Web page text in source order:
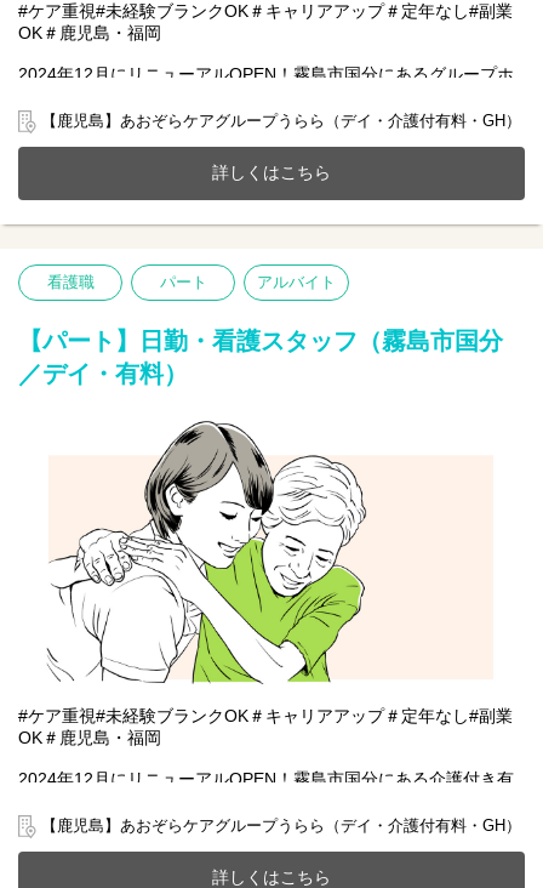
#ケア重視#未経験ブランクOK＃キャリアアップ＃定年なし#副業
OK＃鹿児島・福岡
2024年12月にリニューアルOPEN！霧島市国分にあるグループホ
20～70代まで幅広い年齢層の方が活躍中です。
今までのご経験やスキルを当社で発揮して頂ける方を募集してい
【仕事内容】ケアマネジメント業務全般及び介護業務
●ご利用者様やご家族様からの相談窓口
●介護業務
●各種書類作成など
※初めての方は先輩が丁寧にサポートしますのでご安心ください
★
【鹿児島】あおぞらケアグループうらら（デイ・介護付有料・GH）
詳しくはこちら
看護職 パート アルバイト
【パート】日勤・看護スタッフ（霧島市国分
／デイ・有料）
#ケア重視#未経験ブランクOK＃キャリアアップ＃定年なし#副業
OK＃鹿児島・福岡
2024年12月にリニューアルOPEN！霧島市国分にある介護付き有
に働きませんか？
20～70代まで幅広い年齢層の方が活躍中です。
今までのご経験やスキルを当社で発揮して頂ける方を募集してい
【鹿児島】あおぞらケアグループうらら（デイ・介護付有料・GH）
詳しくはこちら